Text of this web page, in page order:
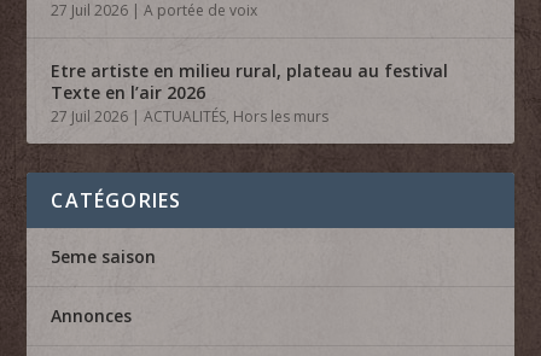
27 Juil 2026 |A portée de voix
Etre artiste en milieu rural, plateau au festival
Texte en l’air 2026
27 Juil 2026 |ACTUALITÉS, Hors les murs
CATÉGORIES
5eme saison
Annonces